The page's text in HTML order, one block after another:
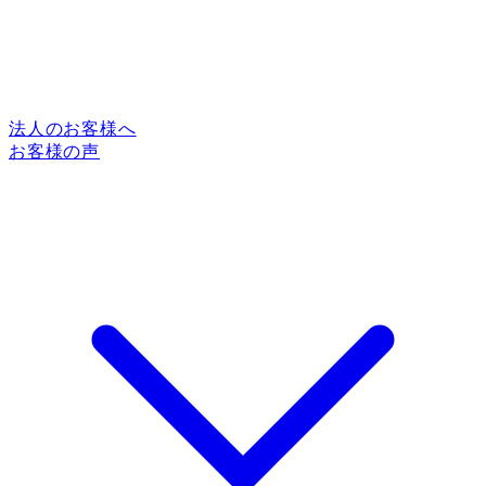
法人のお客様へ
お客様の声